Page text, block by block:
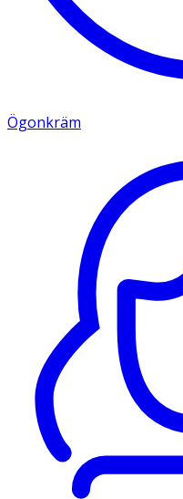
Ögonkräm